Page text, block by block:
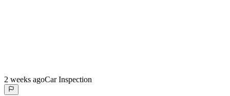
2 weeks agoCar Inspection